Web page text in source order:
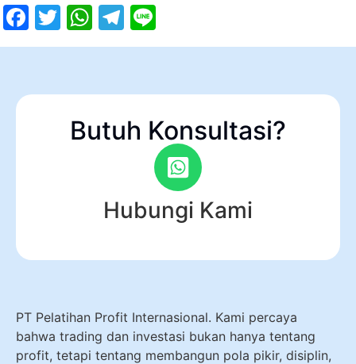
Facebook
Twitter
WhatsApp
Telegram
Butuh Konsultasi?
Hubungi Kami
PT Pelatihan Profit Internasional. Kami percaya
bahwa trading dan investasi bukan hanya tentang
profit, tetapi tentang membangun pola pikir, disiplin,